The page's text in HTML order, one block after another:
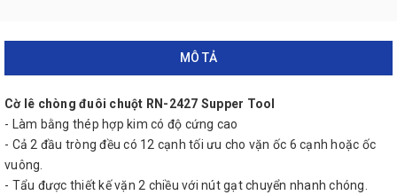
MÔ TẢ
Cờ lê chòng đuôi chuột RN-2427 Supper Tool
- Làm bằng thép hợp kim có độ cứng cao
- Cả 2 đầu tròng đều có 12 cạnh tối ưu cho vặn ốc 6 cạnh hoặc ốc
vuông.
- Tẩu được thiết kế vặn 2 chiều với nút gạt chuyển nhanh chóng.